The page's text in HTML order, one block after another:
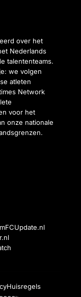
over het
Nederlands
talententeams.
we volgen
atleten
Network
voor het
onze nationale
FCUpdate.nl
Huisregels